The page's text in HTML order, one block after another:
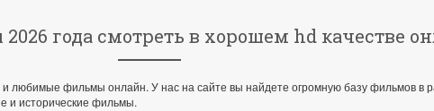
года смотреть в хорошем hd качестве
любимые фильмы онлайн. У нас на сайте вы найдете огромную базу фильмов в
и исторические фильмы.